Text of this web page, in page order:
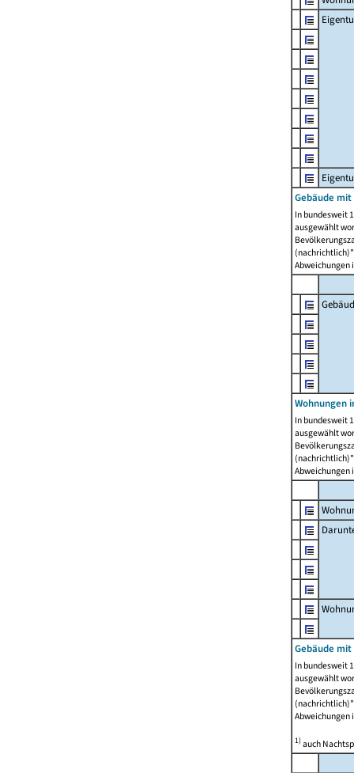
Gebäude
In bundesweit
ausgewählt
Abweichungen
Wohnungen
In bundesweit
ausgewählt
Abweichungen
Gebäude
In bundesweit
ausgewählt
Abweichungen
1)auch